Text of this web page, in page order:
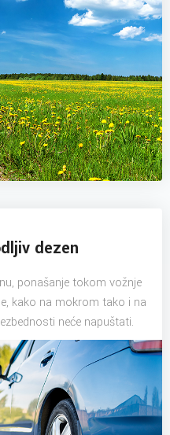
dezen
ponašanje tokom vožnje
kako na mokrom tako i na
neće napuštati.